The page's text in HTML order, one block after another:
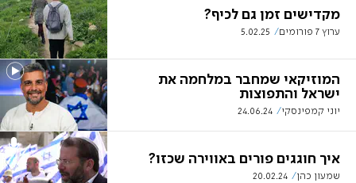
מקדישים זמן גם לכיף?
ערוץ 7 פורומים 5.02.25
המוזיקאי שמחבר במלחמה את
ישראל והתפוצות
יוני קמפינסקי 24.06.24
איך חוגגים פורים באווירה שכזו?
שמעון כהן 20.02.24